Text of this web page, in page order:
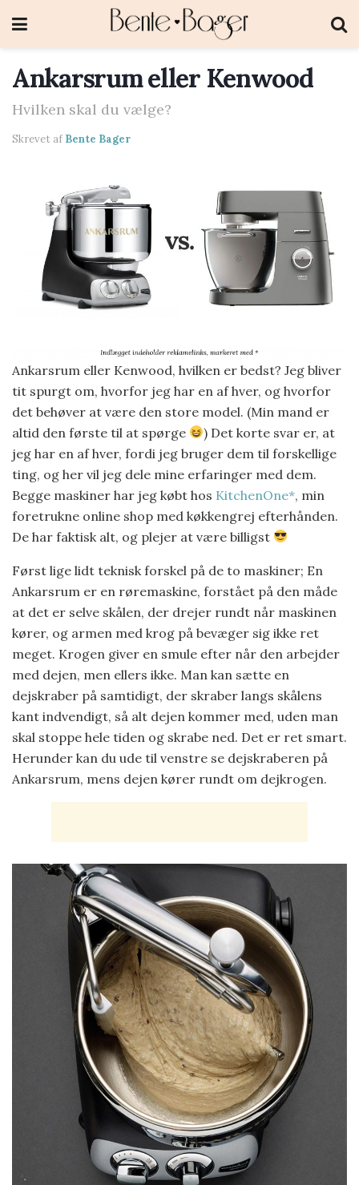
Ankarsrum eller Kenwood
Hvilken skal du vælge?
Skrevet af Bente Bager
Ankarsrum eller Kenwood, hvilken er bedst? Jeg bliver
tit spurgt om, hvorfor jeg har en af hver, og hvorfor
det behøver at være den store model. (Min mand er
altid den første til at spørge
) Det korte svar er, at
jeg har en af hver, fordi jeg bruger dem til forskellige
ting, og her vil jeg dele mine erfaringer med dem.
Begge maskiner har jeg købt hos KitchenOne*, min
foretrukne online shop med køkkengrej efterhånden.
De har faktisk alt, og plejer at være billigst
Først lige lidt teknisk forskel på de to maskiner; En
Ankarsrum er en røremaskine, forstået på den måde
at det er selve skålen, der drejer rundt når maskinen
kører, og armen med krog på bevæger sig ikke ret
meget. Krogen giver en smule efter når den arbejder
med dejen, men ellers ikke. Man kan sætte en
dejskraber på samtidigt, der skraber langs skålens
kant indvendigt, så alt dejen kommer med, uden man
skal stoppe hele tiden og skrabe ned. Det er ret smart.
Herunder kan du ude til venstre se dejskraberen på
Ankarsrum, mens dejen kører rundt om dejkrogen.